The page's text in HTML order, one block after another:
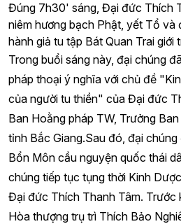
Đúng 7h30' sáng, Đại đức Thích
niêm hương bạch Phật, yết Tổ và
hành giả tu tập Bát Quan Trai giới
Trong buổi sáng này, đại chúng
pháp thoại ý nghĩa với chủ đề
của người tu thiền" của Đại đức
Ban Hoằng pháp TW, Trưởng
tỉnh Bắc Giang.Sau đó, đại
Bổn Môn cầu nguyện quốc thái
chúng tiếp tục tụng thời Kinh
Đại đức Thích Thanh Tâm. Trước
Hòa thượng trụ trì Thích Bảo